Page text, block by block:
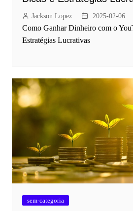
Jackson Lopez 2025-02-06
Como Ganhar Dinheiro com o
Estratégias Lucrativas
sem-categoria